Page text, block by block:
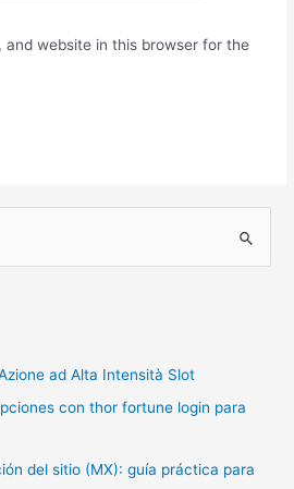
and website in this browser for the
ad Alta Intensità Slot
con thor fortune login para
del sitio (MX): guía práctica para